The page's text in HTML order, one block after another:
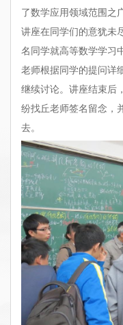
了数学应用领域范围之
讲座在同学们的意犹未
名同学就高等数学学习
老师根据同学的提问详
继续讨论。讲座结束后
纷找丘老师签名留念，
去。